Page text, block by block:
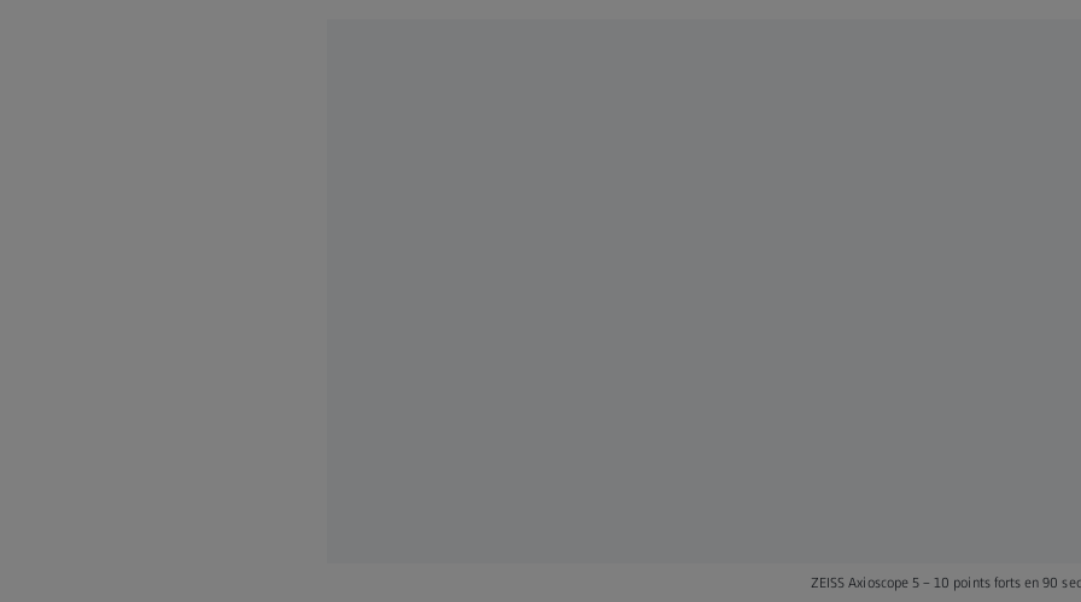
ZEISS Axioscope 5 – 10 points forts en 90